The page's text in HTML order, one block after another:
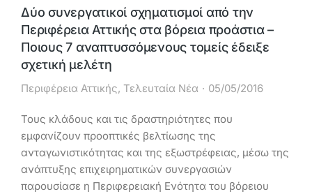
Δύο συνεργατικοί σχηματισμοί από την
Περιφέρεια Αττικής στα βόρεια προάστια –
Ποιους 7 αναπτυσσόμενους τομείς έδειξε
σχετική μελέτη
Περιφέρεια Αττικής, Τελευταία Νέα 05/05/2016
Τους κλάδους και τις δραστηριότητες που
εμφανίζουν προοπτικές βελτίωσης της
ανταγωνιστικότητας και της εξωστρέφειας, μέσω της
ανάπτυξης επιχειρηματικών συνεργασιών
παρουσίασε η Περιφερειακή Ενότητα του βόρειου